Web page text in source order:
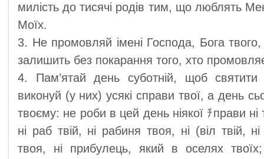
милість до тисячі родів тим, що люблять
Моїх.
3. Не промовляй імені Господа, Бога
залишить без покарання того, хто
4. Пам’ятай день суботній, щоб
виконуй (у них) усякі справи твої, а день
твоєму: не роби в цей день ніякої ﾁправи ні
ні раб твій, ні рабиня твоя, ні (віл твій,
твоя, ні прибулець, який в оселях